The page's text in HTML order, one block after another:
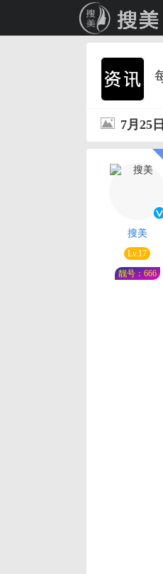
7月25
搜美
Lv.17
靓号：666